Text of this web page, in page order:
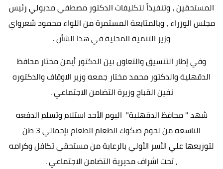
المستحقين ، وتنفيذاً لتكليفات الدكتور مصطفي مدبولي رئيس
مجلس الوزراء ، وبالمتابعة المستمرة من اللواء محمود شعرواي
وزير التنمية المحلية في هذا الشأن .
وفي إطار التنسيق والتعاون بين الدكتور أيمن مختار محافظ
الدقهلية والدكتور محمد مختار جمعه وزير الاوقاف والدكتوره
نفين القباج وزيرة التضامن الاجتماعي .
شهد " محافظ الدقهلية" اليوم الأحد استلام وتسلم الدفعه
التاسعه من لحوم صكوك الطعام الطعام بإجمالي 3 طن
لتوزيعها علي الأسر الأولي بالرعاية من مستحقي تكافل وكرامه
، تحت اشراف مديرية التضامن الاجتماعي .